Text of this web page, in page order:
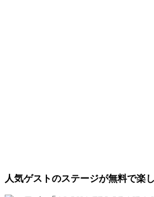
人気ゲストのステージが無料で楽